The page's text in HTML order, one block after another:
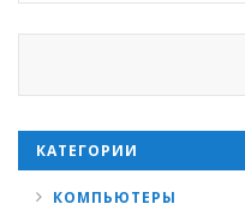
КАТЕГОРИИ
КОМПЬЮТЕРЫ